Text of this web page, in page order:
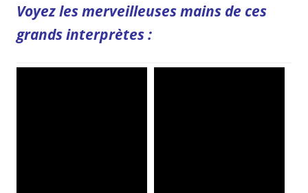
Voyez les merveilleuses mains de ces
grands interprètes :